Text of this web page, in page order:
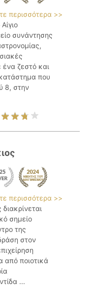
περισσότερα >>
συνάντησης
ένα ζεστό και
που
8, στην
περισσότερα >>
σημείο
της
στον
από ποιοτικά
...